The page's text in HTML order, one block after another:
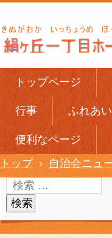
トップページ
行事 ふれあ
便利なページ
トップ › 自治会ニュ